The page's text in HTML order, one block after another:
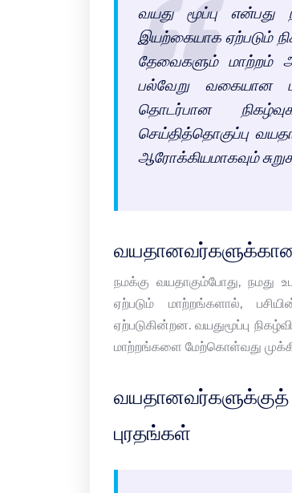
வயது மூப்பு
இயற்கையாக ஏற்படும்
தேவைகளும் மாற்றம்
பல்வேறு வகையான
தொடர்பான
செய்தித்தொகுப்பு
ஆரோக்கியமாகவும்
நமக்கு வயதாகும்போது,
ஏற்படும் மாற்றங்களால்,
ஏற்படுகின்றன. வயதுமூப்பு
மாற்றங்களை மேற்கொள்வது
புரதங்கள்